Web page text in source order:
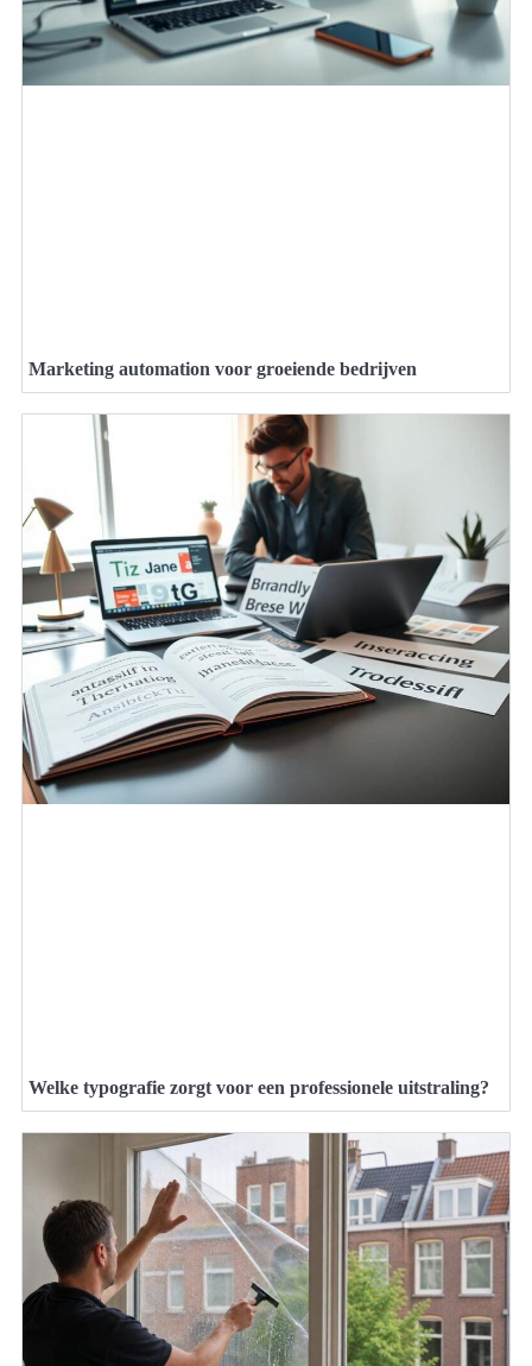
Marketing automation voor groeiende bedrijven
Welke typografie zorgt voor een professionele uitstraling?